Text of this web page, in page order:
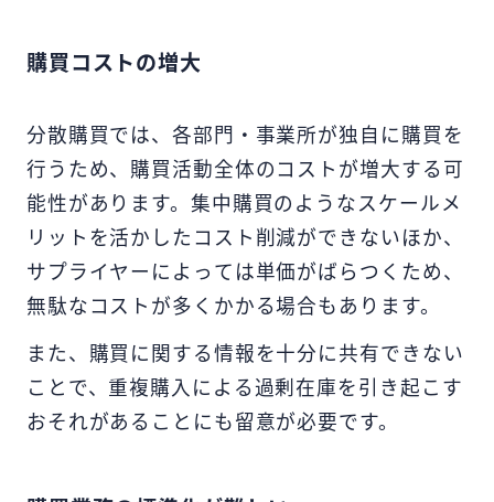
購買コストの増大
分散購買では、各部門・事業所が独自に購買を
行うため、購買活動全体のコストが増大する可
能性があります。集中購買のようなスケールメ
リットを活かしたコスト削減ができないほか、
サプライヤーによっては単価がばらつくため、
無駄なコストが多くかかる場合もあります。
また、購買に関する情報を十分に共有できない
ことで、重複購入による過剰在庫を引き起こす
おそれがあることにも留意が必要です。